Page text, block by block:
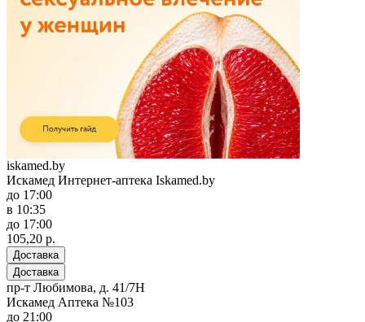
iskamed.by
Искамед Интернет-аптека Iskamed.by
до 17:00
в 10:35
до 17:00
105,20 р.
Доставка
Доставка
пр-т Любимова, д. 41/7Н
Искамед Аптека №103
до 21:00